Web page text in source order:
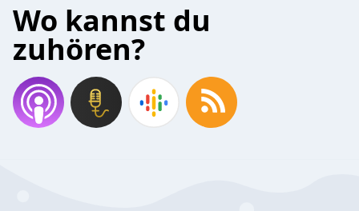
Wo kannst du
zuhören?